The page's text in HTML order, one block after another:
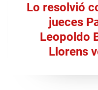
Lo resolvió
jueces
Leopoldo
Llorens